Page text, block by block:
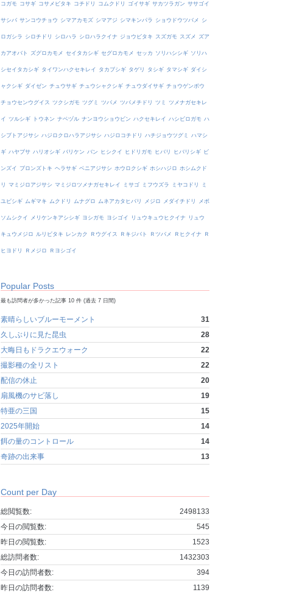
コガモ コサギ コサメビタキ コチドリ コムクドリ ゴイサギ サカツラガン ササゴイ
サシバ サンコウチョウ シマアカモズ シマアジ シマキンパラ ショウドウツバメ シ
ロガシラ シロチドリ シロハラ シロハラクイナ ジョウビタキ スズガモ スズメ ズア
カアオバト ズグロカモメ セイタカシギ セグロカモメ セッカ ソリハシシギ ソリハ
シセイタカシギ タイワンハクセキレイ タカブシギ タゲリ タシギ タマシギ ダイシ
ャクシギ ダイゼン チュウサギ チュウシャクシギ チュウダイサギ チョウゲンボウ
チョウセンウグイス ツクシガモ ツグミ ツバメ ツバメチドリ ツミ ツメナガセキレ
イ ツルシギ トウネン ナベヅル ナンヨウショウビン ハクセキレイ ハシビロガモ ハ
シブトアジサシ ハジロクロハラアジサシ ハジロコチドリ ハチジョウツグミ ハマシ
ギ ハヤブサ ハリオシギ バリケン バン ヒシクイ ヒドリガモ ヒバリ ヒバリシギ ビ
ンズイ ブロンズトキ ヘラサギ ベニアジサシ ホウロクシギ ホシハジロ ホシムクド
リ マミジロアジサシ マミジロツメナガセキレイ ミサゴ ミフウズラ ミヤコドリ ミ
ユビシギ ムギマキ ムクドリ ムナグロ ムネアカタヒバリ メジロ メダイチドリ メボ
ソムシクイ メリケンキアシシギ ヨシガモ ヨシゴイ リュウキュウヒクイナ リュウ
キュウメジロ ルリビタキ レンカク Ｒウグイス Ｒキジバト Ｒツバメ Ｒヒクイナ Ｒ
ヒヨドリ Ｒメジロ Ｒヨシゴイ
Popular Posts
最も訪問者が多かった記事 10 件 (過去 7 日間)
素晴らしいブルーモーメント
31
久しぶりに見た昆虫
28
大晦日もドラクエウォーク
22
撮影種の全リスト
22
配信の休止
20
扇風機のサビ落し
19
特亜の三国
15
2025年開始
14
餌の量のコントロール
14
奇跡の出来事
13
Count per Day
2498133
総閲覧数:
545
今日の閲覧数:
1523
昨日の閲覧数:
1432303
総訪問者数:
394
今日の訪問者数:
1139
昨日の訪問者数: